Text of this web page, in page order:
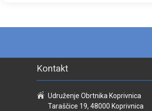
Kontakt
Udruženje Obrtnika Koprivnica
Taraščice 19, 48000 Koprivnica